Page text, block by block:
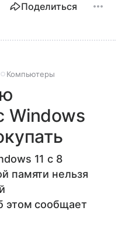
Поделиться
Компьютеры
Windows
11 c 8
памяти нельзя
этом сообщает